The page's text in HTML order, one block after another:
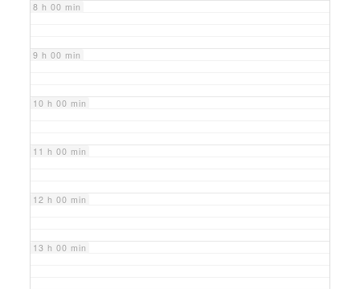
8 h 00 min
9 h 00 min
10 h 00 min
11 h 00 min
12 h 00 min
13 h 00 min